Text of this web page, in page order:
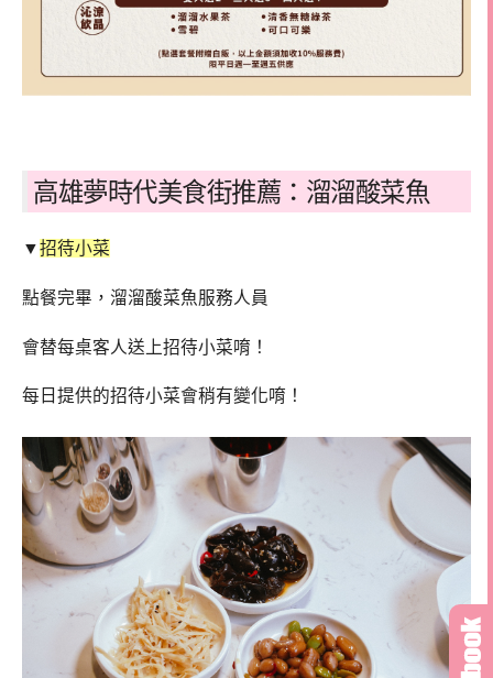
高雄夢時代美食街推薦：溜溜酸菜魚
▼招待小菜
點餐完畢，溜溜酸菜魚服務人員
會替每桌客人送上招待小菜唷！
每日提供的招待小菜會稍有變化唷！